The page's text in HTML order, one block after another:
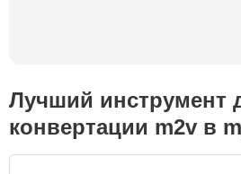
Лучший инструмент
конвертации m2v в